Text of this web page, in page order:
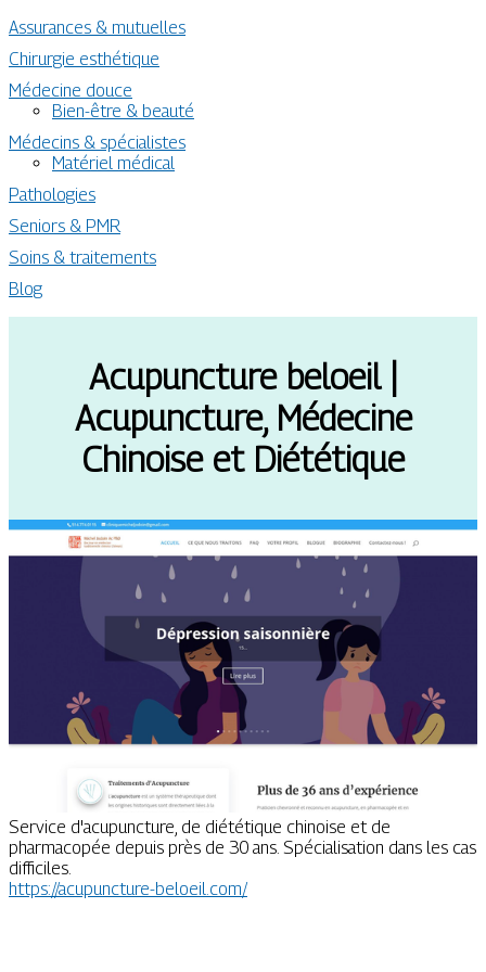
Assurances & mutuelles
Chirurgie esthétique
Médecine douce
Bien-être & beauté
Médecins & spécialistes
Matériel médical
Pathologies
Seniors & PMR
Soins & traitements
Blog
Acupuncture beloeil |
Acupuncture, Médecine
Chinoise et Diététique
Service d'acupuncture, de diététique chinoise et de
pharmacopée depuis près de 30 ans. Spécialisation dans les cas
difficiles.
https://acupuncture-beloeil.com/